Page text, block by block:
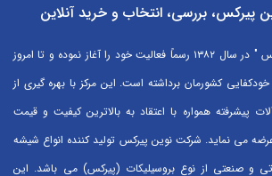
پیرکس، بررسی، انتخاب و خرید آنلاین
" شرکت تولیدی نوین پیرکس " در سال ۱۳۸۲ رسماً فعالیت خود را آغاز نموده و تا امروز
کشورمان برداشته است. این مرکز با بهره گیری از
پیشرفته همواره با اعتقاد به بالاترین کیفیت و قیمت
می نماید. شرکت نوین پیرکس تولید کننده انواع شیشه
و صنعتی از نوع بروسیلیکات (پیرکس) می باشد. این